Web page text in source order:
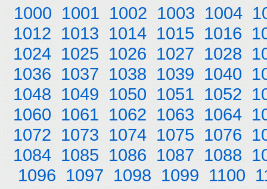
1000 1001 1002 1003 1004
1012 1013 1014 1015 1016
1024 1025 1026 1027 1028
1036 1037 1038 1039 1040
1048 1049 1050 1051 1052
1060 1061 1062 1063 1064
1072 1073 1074 1075 1076
1084 1085 1086 1087 1088
1096 1097 1098 1099 1100